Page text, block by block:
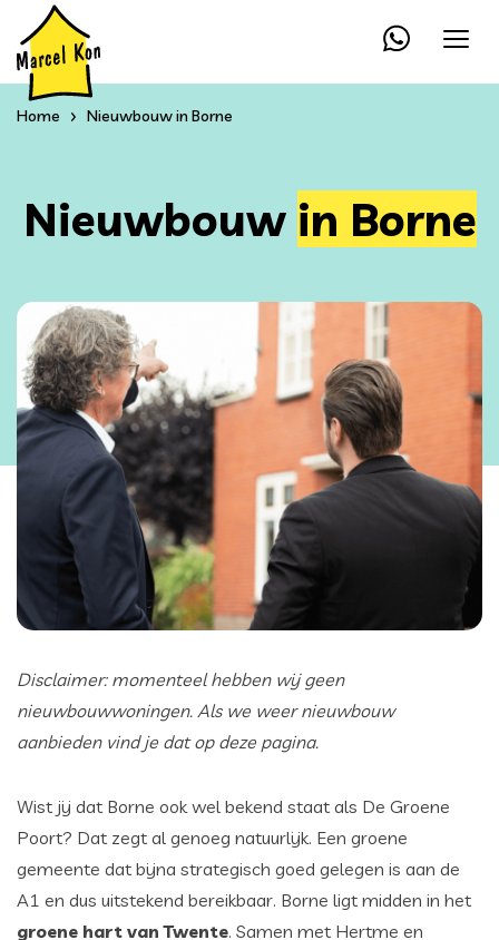
Home Nieuwbouw in Borne
Nieuwbouw in Borne
Disclaimer: momenteel hebben wij geen
nieuwbouwwoningen. Als we weer nieuwbouw
aanbieden vind je dat op deze pagina.
Wist jij dat Borne ook wel bekend staat als De Groene
Poort? Dat zegt al genoeg natuurlijk. Een groene
gemeente dat bijna strategisch goed gelegen is aan de
A1 en dus uitstekend bereikbaar. Borne ligt midden in het
groene hart van Twente. Samen met Hertme en